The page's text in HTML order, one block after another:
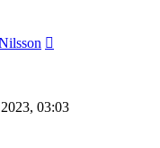
03:03